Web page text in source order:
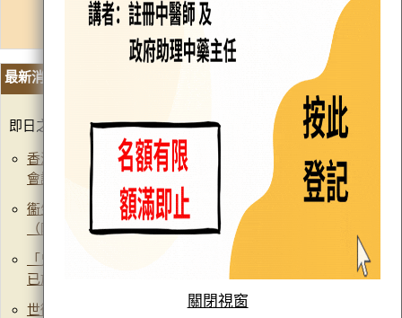
最新消息 快捷鍵
即日之政府新聞稿，可瀏覽香港特別行政區政府網頁。
香港中藥材標準國際專家委員會成員參訪政府中藥檢測中心
會議通過常用中藥材標準（附圖）
(2026年7月15日)
衞生署召開香港中藥材標準國際專家委員會第14次會議
（附圖）
(2026年7月14日)
「鬼臼（桃兒七）及其混淆品的DNA鑒別研究」測試方法
已於2026年7月公布
(2026年7月3日)
世衞在中國香港舉行專家會議制定國際草藥藥典（附圖）
關閉視窗